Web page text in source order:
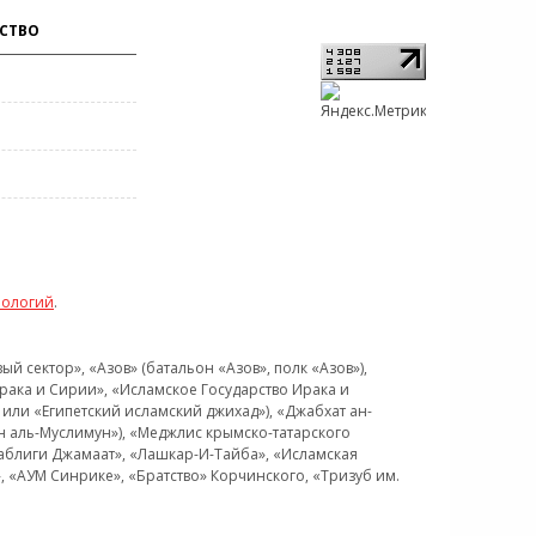
.
«Азов» (батальон «Азов», полк «Азов»),
и Сирии», «Исламское Государство Ирака и
«Египетский исламский джихад»), «Джабхат ан-
Муслимун»), «Меджлис крымско-татарского
Джамаат», «Лашкар-И-Тайба», «Исламская
Синрике», «Братство» Корчинского, «Тризуб им.